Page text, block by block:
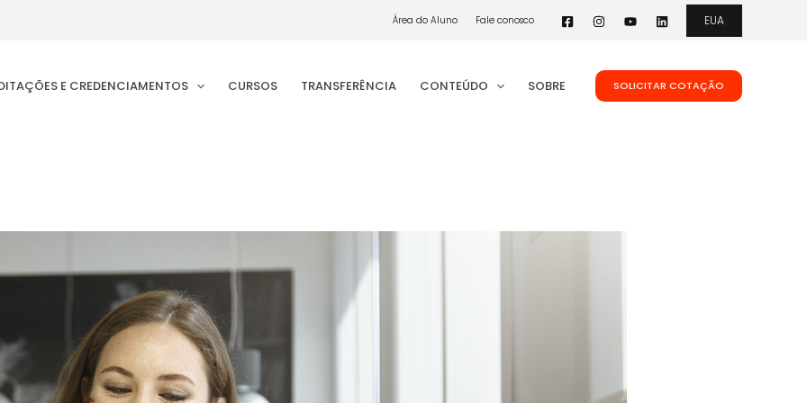
Área do Aluno Fale conosco EUA
E CREDENCIAMENTOS CURSOS TRANSFERÊNCIA CONTEÚDO SOBRE SOLICITAR COTAÇÃO